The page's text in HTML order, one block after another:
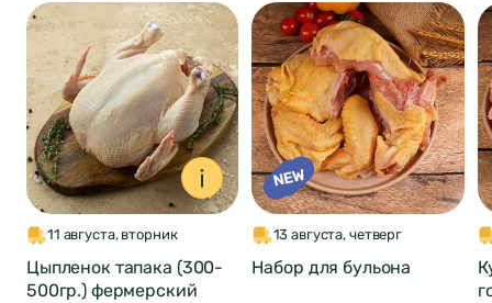
11 августа, вторник
Цыпленок тапака (300-
500гр.) фермерский
13 августа, четверг
Набор для бульона
Понятно
Нет Да
4
ФИО*
Почта*
Ваша оценка
Сообщение
Отзыв отправлен
Понятно
Город был
автоматически
изменен